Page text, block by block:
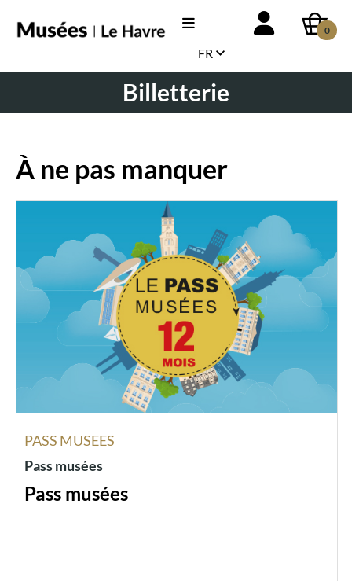
0
FR
Billetterie
À ne pas manquer
PASS MUSEES
Pass musées
Pass musées